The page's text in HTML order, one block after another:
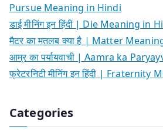
Pursue Meaning in Hindi
डाई मीनिंग इन हिंदी | Die Meaning in
मैटर का मतलब क्या है | Matter
आम्र का पर्यायवाची | Aamra ka
फ्रेटरनिटी मीनिंग इन हिंदी |
Categories